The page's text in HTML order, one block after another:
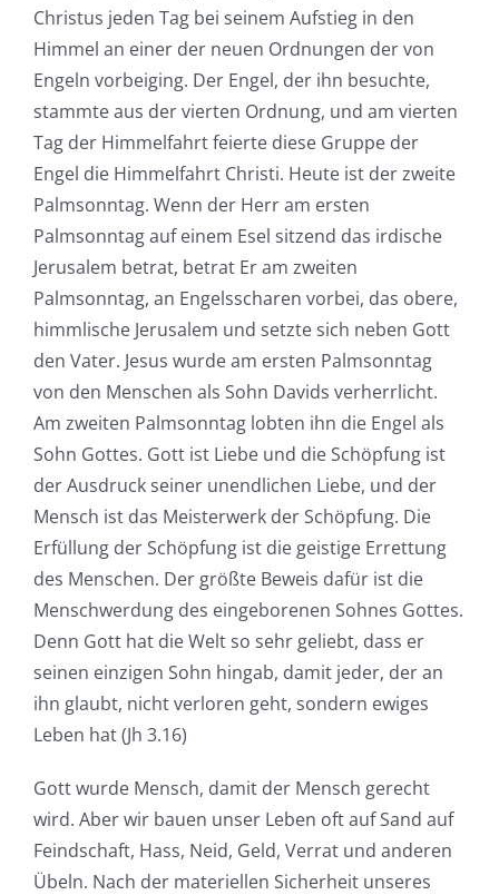
Christus jeden Tag bei seinem Aufstieg in den
Himmel an einer der neuen Ordnungen der von
Engeln vorbeiging. Der Engel, der ihn besuchte,
stammte aus der vierten Ordnung, und am vierten
Tag der Himmelfahrt feierte diese Gruppe der
Engel die Himmelfahrt Christi. Heute ist der zweite
Palmsonntag. Wenn der Herr am ersten
Palmsonntag auf einem Esel sitzend das irdische
Jerusalem betrat, betrat Er am zweiten
Palmsonntag, an Engelsscharen vorbei, das obere,
himmlische Jerusalem und setzte sich neben Gott
den Vater. Jesus wurde am ersten Palmsonntag
von den Menschen als Sohn Davids verherrlicht.
Am zweiten Palmsonntag lobten ihn die Engel als
Sohn Gottes. Gott ist Liebe und die Schöpfung ist
der Ausdruck seiner unendlichen Liebe, und der
Mensch ist das Meisterwerk der Schöpfung. Die
Erfüllung der Schöpfung ist die geistige Errettung
des Menschen. Der größte Beweis dafür ist die
Menschwerdung des eingeborenen Sohnes Gottes.
Denn Gott hat die Welt so sehr geliebt, dass er
seinen einzigen Sohn hingab, damit jeder, der an
ihn glaubt, nicht verloren geht, sondern ewiges
Leben hat (Jh 3.16)
Gott wurde Mensch, damit der Mensch gerecht
wird. Aber wir bauen unser Leben oft auf Sand auf
Feindschaft, Hass, Neid, Geld, Verrat und anderen
Übeln. Nach der materiellen Sicherheit unseres